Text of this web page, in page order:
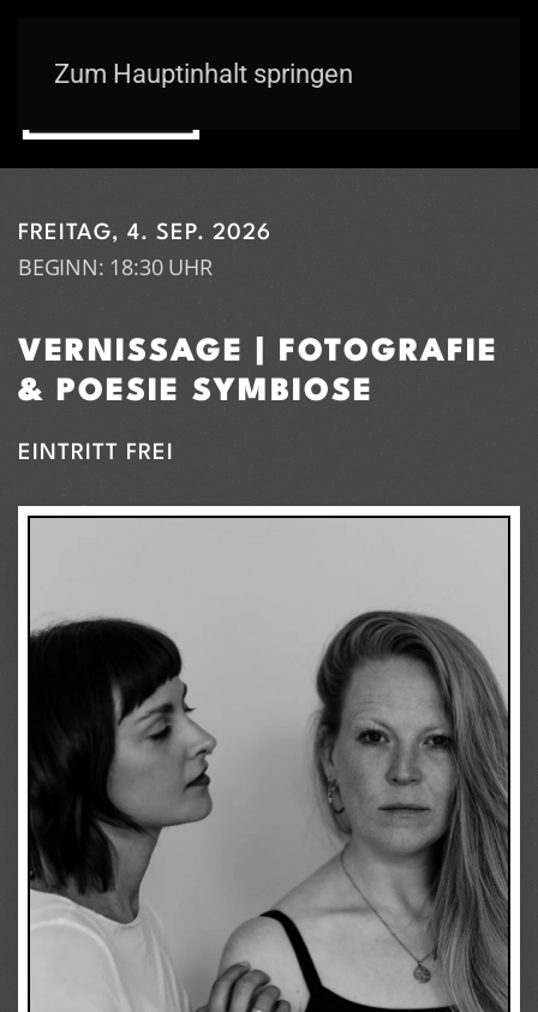
Zum Hauptinhalt springen
FREITAG, 4. SEP. 2026
BEGINN: 18:30 UHR
VERNISSAGE | FOTOGRAFIE
& POESIE SYMBIOSE
EINTRITT FREI